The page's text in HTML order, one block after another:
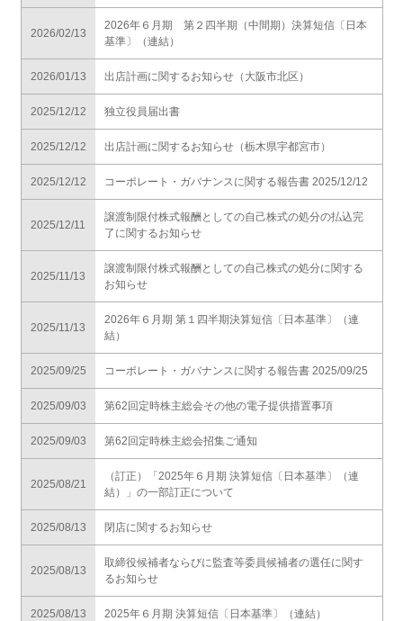
2026/02/13
2026年６月期 第２四半期（中間期）決算短信〔日本
基準〕（連結）
2026/01/13 出店計画に関するお知らせ（大阪市北区）
2025/12/12 独立役員届出書
2025/12/12 出店計画に関するお知らせ（栃木県宇都宮市）
2025/12/12 コーポレート・ガバナンスに関する報告書 2025/12/12
2025/12/11
譲渡制限付株式報酬としての自己株式の処分の払込完
了に関するお知らせ
2025/11/13
譲渡制限付株式報酬としての自己株式の処分に関する
お知らせ
2025/11/13
2026年６月期 第１四半期決算短信〔日本基準〕（連
結）
2025/09/25 コーポレート・ガバナンスに関する報告書 2025/09/25
2025/09/03 第62回定時株主総会その他の電子提供措置事項
2025/09/03 第62回定時株主総会招集ご通知
2025/08/21
（訂正）「2025年６月期 決算短信〔日本基準〕（連
結）」の一部訂正について
2025/08/13 閉店に関するお知らせ
2025/08/13
取締役候補者ならびに監査等委員候補者の選任に関す
るお知らせ
2025/08/13 2025年６月期 決算短信〔日本基準〕（連結）